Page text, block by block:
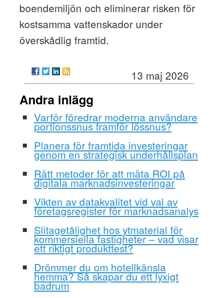
boendemiljön och eliminerar risken för
kostsamma vattenskador under
överskådlig framtid.
13 maj 2026
Andra inlägg
Varför föredrar moderna användare
portionssnus framför lössnus?
Planera för framtida investeringar
genom en strategisk underhållsplan
Rätt metoder för att mäta ROI på
digitala marknadsinvesteringar
Vikten av datakvalitet vid val av
företagsregister för marknadsanalys
Slitagetålighet hos ytmaterial för
kommersiella fastigheter – vad visar
ett riktigt produkttest?
Drömmer du om hotellkänsla
hemma? Så skapar du ett lyxigt
badrum